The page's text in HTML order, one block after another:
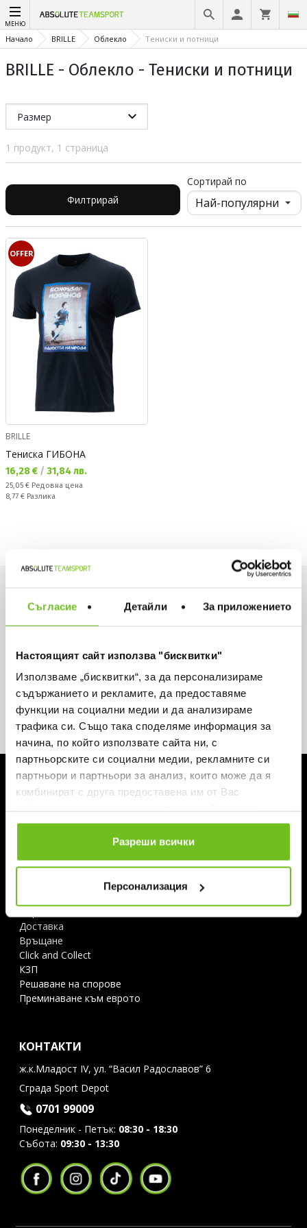
Съгласие Детайли За приложението
Настоящият сайт използва "бисквитки"
Използваме „бисквитки“, за да персонализираме
съдържанието и рекламите, да предоставяме
функции на социални медии и да анализираме
трафика си. Също така споделяме информация за
начина, по който използвате сайта ни, с
партньорските си социални медии, рекламните си
партньори и партньори за анализ, които може да я
комбинират с друга предоставена им от Вас
ползването от Ваша страна на услугите им.
Разреши всички
Персонализация
МЕНЮ
Начало BRILLE Облекло Тениски и потници
BRILLE - Облекло - Тениски и потници
Размер
1 продукт, 1 страница
Филтрирай
Сортирай по
OFFER
BRILLE
Тениска ГИБОНА
Текуща цена:
16,28 € / 31,84 лв.
Редовна цена:
25,05 € Редовна цена
Спестявате:
8,77 € Разлика
Искаш да си първи в списъка ни?
Вземи -15% за първа поръчка и не пропускай
Абонирай се
ЗА ABSOLUTE TEAMSPORT
За нас
Блог
ИНФОРМАЦИЯ И ПОМОЩ
Доставка
Връщане
Click and Collect
КЗП
Решаване на спорове
Преминаване към еврото
КОНТАКТИ
ж.к.Младост IV, ул. “Васил Радославов” 6
Сграда Sport Depot
0701 99009
Понеделник - Петък: 08:30 - 18:30
Събота: 09:30 - 13:30